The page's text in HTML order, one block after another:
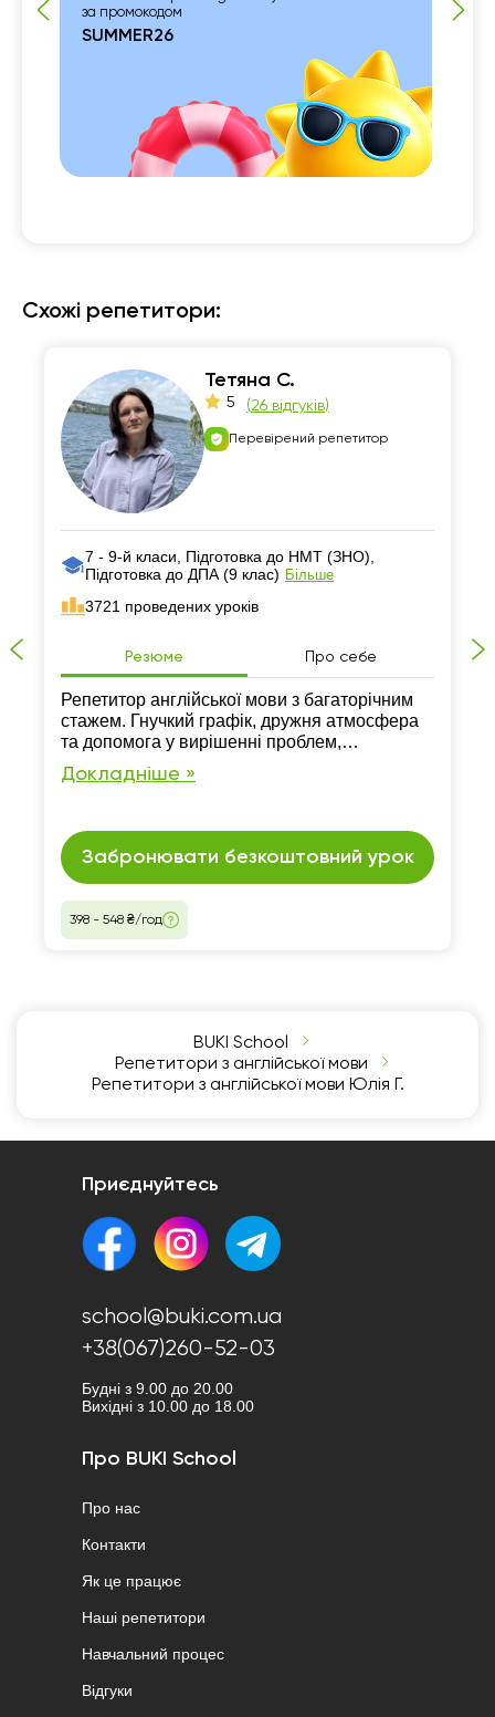
за промокодом
SUMMER26
Схожі репетитори:
Тетяна С.
5 (26 відгуків)
Перевірений репетитор
7 - 9-й класи, Підготовка до НМТ (ЗНО),
Підготовка до ДПА (9 клас) Більше
3721 проведених уроків
Резюме Про себе
Репетитор англійської мови з багаторічним
стажем. Гнучкий графік, дружня атмосфера
та допомога у вирішенні проблем,
пов’язаних з англійською гарантовано.
Заняття проходять лише онлайн.
Докладніше »
Забронювати безкоштовний урок
398 - 548 ₴/год
BUKI School
Репетитори з англійської мови
Репетитори з англійської мови Юлія Г.
Приєднуйтесь
school@buki.com.ua
+38(067)260-52-03
Будні з 9.00 до 20.00
Вихідні з 10.00 до 18.00
Про BUKI School
Про нас
Контакти
Як це працює
Наші репетитори
Навчальний процес
Відгуки